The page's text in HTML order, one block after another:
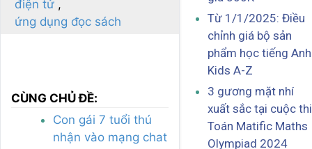
điện tử
ứng dụng đọc sách
CÙNG CHỦ ĐỀ:
Con gái 7 tuổi thú
nhận vào mạng chat
Từ 1/1/2025: Điều
chỉnh giá bộ sản
phẩm học tiếng Anh
Kids A-Z
3 gương mặt nhí
xuất sắc tại cuộc thi
Toán Matific Maths
Olympiad 2024